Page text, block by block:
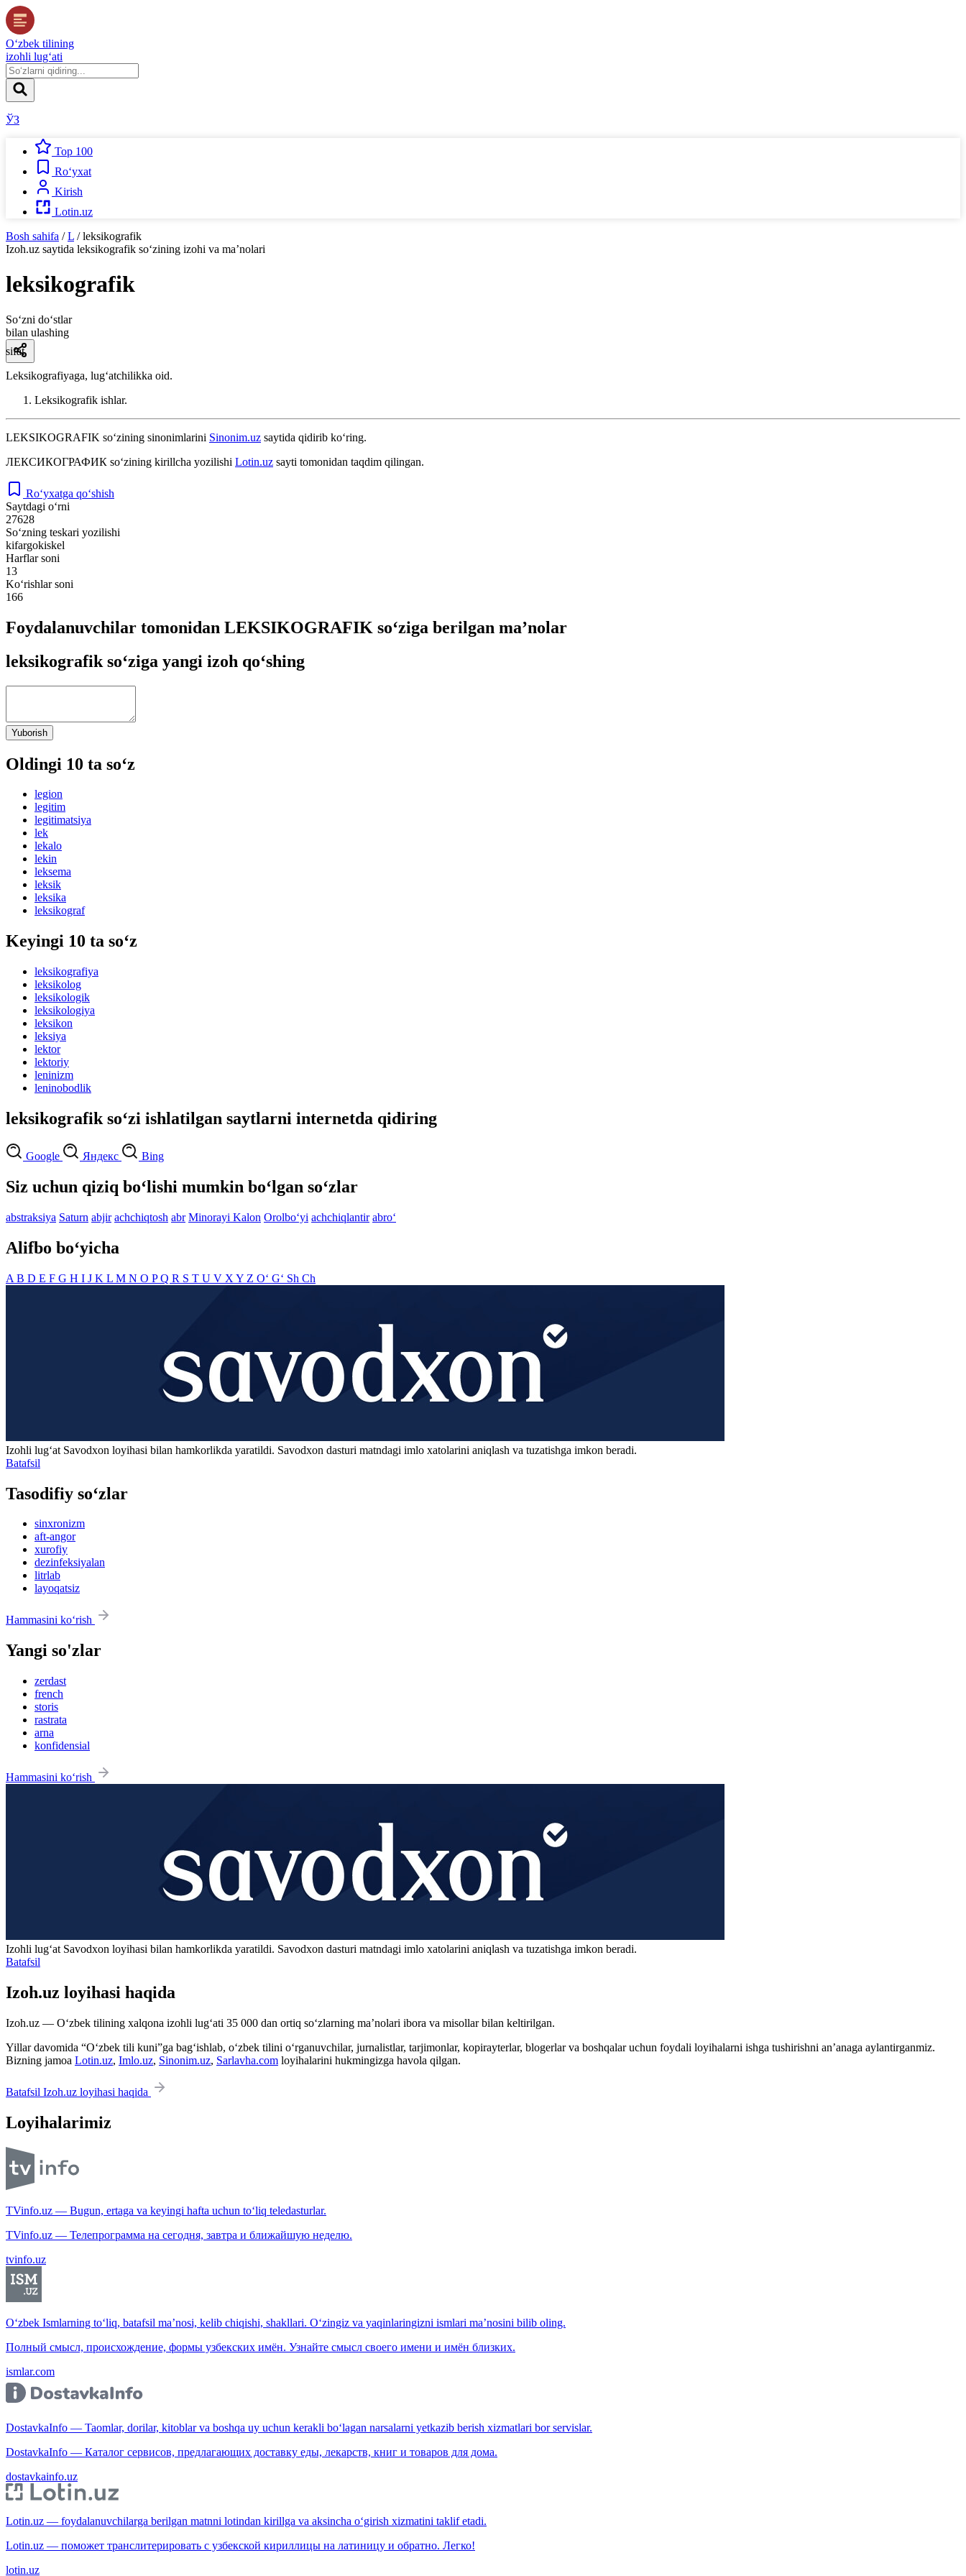
O‘zbek tilining
izohli lug‘ati
ЎЗ
Top 100
Ro‘yxat
Kirish
Lotin.uz
Bosh sahifa / L / leksikografik
Izoh.uz saytida leksikografik so‘zining izohi va ma’nolari
leksikografik
So‘zni do‘stlar
bilan ulashing
sifat
Leksikografiyaga, lugʻatchilikka oid.
Leksikografik ishlar.
LEKSIKOGRAFIK so‘zining sinonimlarini Sinonim.uz saytida qidirib ko‘ring.
ЛЕКСИКОГРАФИК so‘zining kirillcha yozilishi Lotin.uz sayti tomonidan taqdim qilingan.
Ro‘yxatga qo‘shish
Saytdagi o‘rni
27628
So‘zning teskari yozilishi
kifargokiskel
Harflar soni
13
Ko‘rishlar soni
166
Foydalanuvchilar tomonidan LEKSIKOGRAFIK so‘ziga berilgan ma’nolar
leksikografik so‘ziga yangi izoh qo‘shing
Yuborish
Oldingi 10 ta so‘z
legion
legitim
legitimatsiya
lek
lekalo
lekin
leksema
leksik
leksika
leksikograf
Keyingi 10 ta so‘z
leksikografiya
leksikolog
leksikologik
leksikologiya
leksikon
leksiya
lektor
lektoriy
leninizm
leninobodlik
leksikografik so‘zi ishlatilgan saytlarni internetda qidiring
Google Яндекс Bing
Siz uchun qiziq bo‘lishi mumkin bo‘lgan so‘zlar
abstraksiya Saturn abjir achchiqtosh abr Minorayi Kalon Orolbo‘yi achchiqlantir abro‘
Alifbo bo‘yicha
A B D E F G H I J K L M N O PQ R S T U V X Y Z O‘ G‘ Sh Ch
Izohli lugʻat Savodxon loyihasi bilan hamkorlikda yaratildi. Savodxon dasturi matndagi imlo xatolarini aniqlash va tuzatishga imkon beradi.
Batafsil
Tasodifiy so‘zlar
sinxronizm
aft-angor
xurofiy
dezinfeksiyalan
litrlab
layoqatsiz
Hammasini ko‘rish
Yangi so'zlar
zerdast
french
storis
rastrata
arna
konfidensial
Hammasini ko‘rish
Izohli lugʻat Savodxon loyihasi bilan hamkorlikda yaratildi. Savodxon dasturi matndagi imlo xatolarini aniqlash va tuzatishga imkon beradi.
Batafsil
Izoh.uz loyihasi haqida
Izoh.uz — O‘zbek tilining xalqona izohli lug‘ati 35 000 dan ortiq so‘zlarning ma’nolari ibora va misollar bilan keltirilgan.
Yillar davomida “O‘zbek tili kuni”ga bag‘ishlab, o‘zbek tilini o‘rganuvchilar, jurnalistlar, tarjimonlar, kopirayterlar, blogerlar va boshqalar uchun foydali loyihalarni ishga tushirishni an’anaga aylantirganmiz.
Bizning jamoa Lotin.uz, Imlo.uz, Sinonim.uz, Sarlavha.com loyihalarini hukmingizga havola qilgan.
Batafsil Izoh.uz loyihasi haqida
Loyihalarimiz
TVinfo.uz — Bugun, ertaga va keyingi hafta uchun to‘liq teledasturlar.
TVinfo.uz — Телепрограмма на сегодня, завтра и ближайшую неделю.
tvinfo.uz
O‘zbek Ismlarning to‘liq, batafsil ma’nosi, kelib chiqishi, shakllari. O‘zingiz va yaqinlaringizni ismlari ma’nosini bilib oling.
Полный смысл, происхождение, формы узбекских имён. Узнайте смысл своего имени и имён близких.
ismlar.com
DostavkaInfo — Taomlar, dorilar, kitoblar va boshqa uy uchun kerakli bo‘lagan narsalarni yetkazib berish xizmatlari bor servislar.
DostavkaInfo — Каталог сервисов, предлагающих доставку еды, лекарств, книг и товаров для дома.
dostavkainfo.uz
Lotin.uz — foydalanuvchilarga berilgan matnni lotindan kirillga va aksincha o‘girish xizmatini taklif etadi.
Lotin.uz — поможет транслитерировать с узбекской кириллицы на латиницу и обратно. Легко!
lotin.uz